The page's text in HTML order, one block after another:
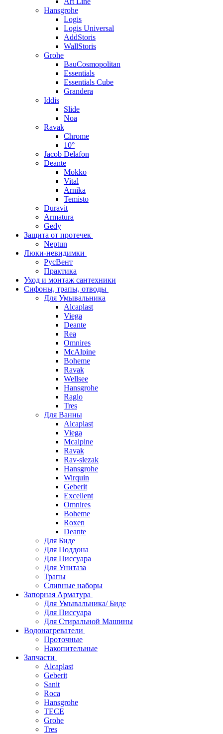
Hansgrohe
Logis
Logis Universal
AddStoris
WallStoris
Grohe
BauCosmopolitan
Essentials
Essentials Cube
Grandera
Iddis
Slide
Noa
Ravak
Chrome
10°
Jacob Delafon
Deante
Mokko
Vital
Arnika
Temisto
Duravit
Armatura
Gedy
Защита от протечек
Neptun
Люки-невидимки
РусВент
Практика
Уход и монтаж сантехники
Сифоны, трапы, отводы
Для Умывальника
Alcaplast
Viega
Deante
Rea
Omnires
McAlpine
Boheme
Ravak
Wellsee
Hansgrohe
Raglo
Tres
Для Ванны
Alcaplast
Viega
Mcalpine
Ravak
Rav-slezak
Hansgrohe
Wirquin
Geberit
Excellent
Omnires
Boheme
Roxen
Deante
Для Биде
Для Поддона
Для Писсуара
Для Унитаза
Трапы
Сливные наборы
Запорная Арматура
Для Умывальника/ Биде
Для Писсуара
Для Стиральной Машины
Водонагреватели
Проточные
Накопительные
Запчасти
Alcaplast
Geberit
Sanit
Roca
Hansgrohe
TECE
Grohe
Tres